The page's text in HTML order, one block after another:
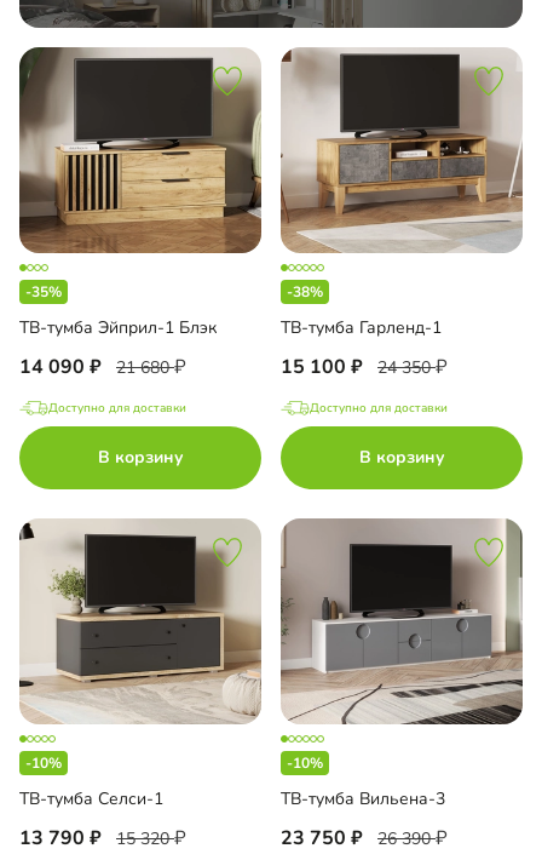
-35%
ТВ-тумба Эйприл-1 Блэк
14 090 21 680
Доступно для доставки
В корзину
-38%
ТВ-тумба Гарленд-1
15 100 24 350
Доступно для доставки
В корзину
-10%
ТВ-тумба Селси-1
13 790 15 320
-10%
ТВ-тумба Вильена-3
23 750 26 390